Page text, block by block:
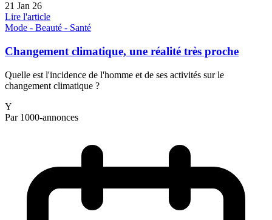
21 Jan 26
Lire l'article
Mode - Beauté - Santé
Changement climatique, une réalité très proche
Quelle est l'incidence de l'homme et de ses activités sur le
changement climatique ?
Y
Par 1000-annonces